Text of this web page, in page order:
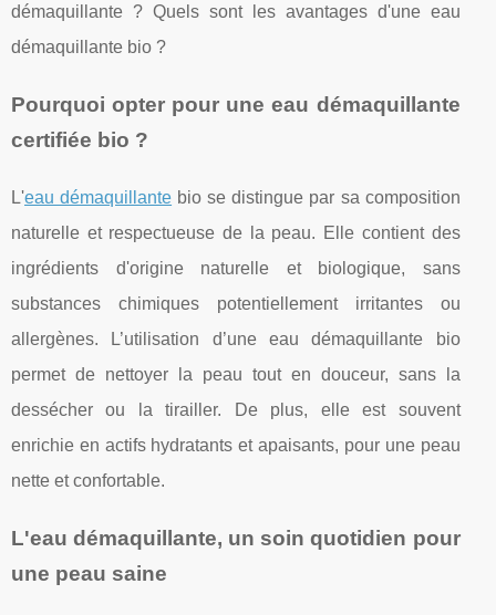
démaquillante ? Quels sont les avantages d'une eau
démaquillante bio ?
Pourquoi opter pour une eau démaquillante
certifiée bio ?
L'eau démaquillante bio se distingue par sa composition
naturelle et respectueuse de la peau. Elle contient des
ingrédients d'origine naturelle et biologique, sans
substances chimiques potentiellement irritantes ou
allergènes. L’utilisation d’une eau démaquillante bio
permet de nettoyer la peau tout en douceur, sans la
dessécher ou la tirailler. De plus, elle est souvent
enrichie en actifs hydratants et apaisants, pour une peau
nette et confortable.
L'eau démaquillante, un soin quotidien pour
une peau saine